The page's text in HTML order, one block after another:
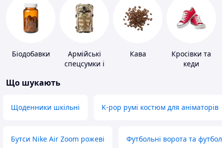
Біодобавки
Армійські
спецсумки і
Кава
Кросівки та
кеди
Що шукають
Щоденники шкільні K-pop румі костюм для аніматорів
Бутси Nike Air Zoom рожеві Футбольні ворота та